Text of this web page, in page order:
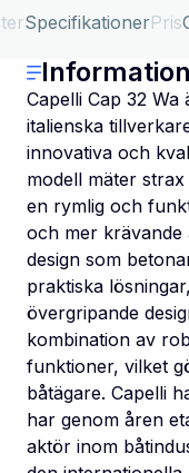
SpecifikationerPris
Information
Capelli Cap 32
italienska
innovativa och
modell mäter
en rymlig och
och mer krävande
design som
praktiska
övergripande
kombination av
funktioner, vilket
båtägare. Capelli
har genom åren
aktör inom